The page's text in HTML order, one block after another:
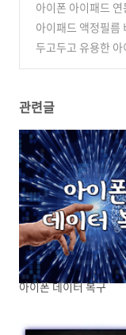
아이폰 아이패드 연
아이패드 액정필름
종이질감)
(0)
두고두고 유용한
관련글
아이폰 데이터 복구